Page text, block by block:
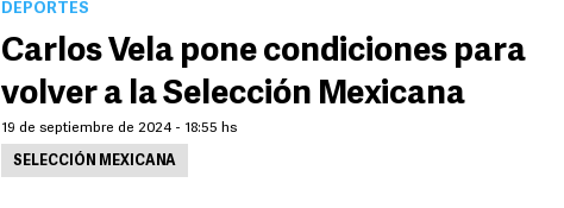
DEPORTES
Carlos Vela pone condiciones para
volver a la Selección Mexicana
19 de septiembre de 2024 - 18:55 hs
SELECCIÓN MEXICANA